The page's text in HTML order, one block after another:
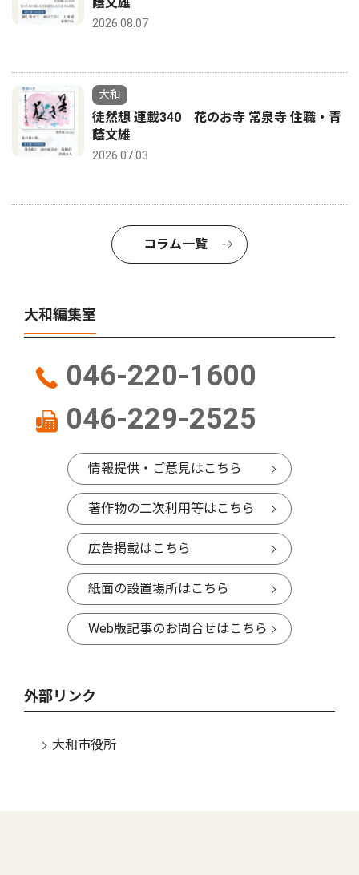
2026.08.07
大和
徒然想 連載340 花のお寺 常泉寺 住職・青
蔭文雄
2026.07.03
コラム一覧
大和編集室
046-220-1600
046-229-2525
情報提供・ご意見はこちら
著作物の二次利用等はこちら
広告掲載はこちら
紙面の設置場所はこちら
Web版記事のお問合せはこちら
外部リンク
大和市役所